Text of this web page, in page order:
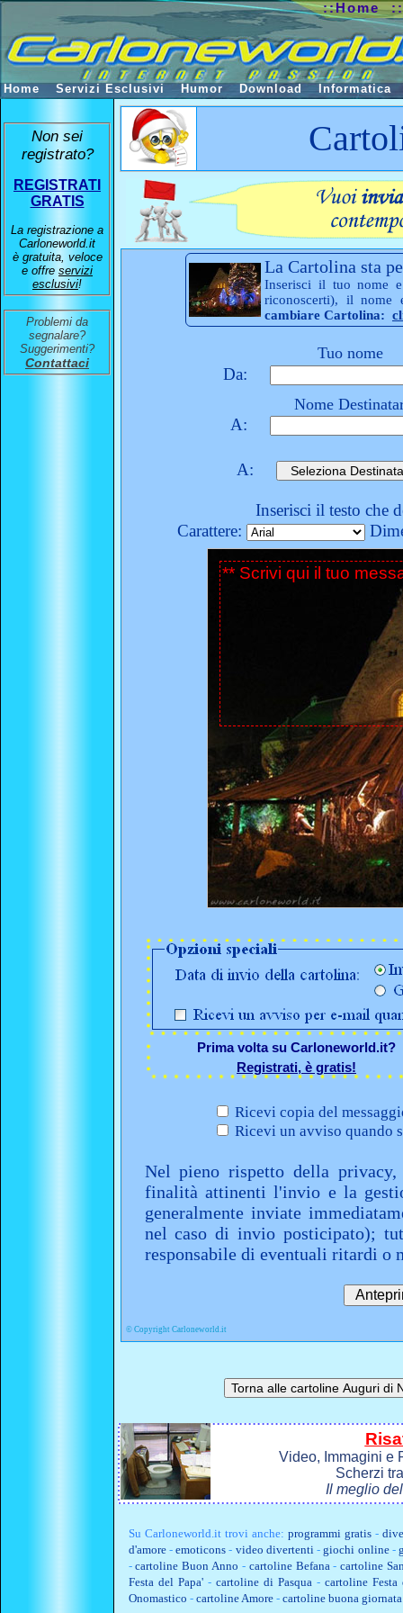
La Cartolina sta
Inserisci il tuo nome
riconoscerti), il
cambiare Cartolina:
Tuo nome
Da:
Nome
A:
A:
Inserisci il testo che
Carattere:
Prima volta su Carloneworld.it?
Registrati, è gratis!
Ricevi copia del
Ricevi un avviso quando
Nel pieno rispetto della
finalità attinenti l'invio e la
generalmente inviate
nel caso di invio posticipato);
responsabile di eventuali ritardi o
© Copyright Carloneworld.it
Video, Immagini e
Scherzi
Il meglio
Su Carloneworld.ittrovi anche: programmi gratis-
d'amore-emoticons - video divertenti-giochi online-
-cartoline Buon Anno - cartoline Befana-cartoline
Festa del Papa'- cartoline di Pasqua- cartoline Festa
Onomastico - cartoline Amore- cartoline buona giornata
Non sei
registrato?
REGISTRATI
GRATIS
La registrazione a
Carloneworld.it
è gratuita, veloce
e offre servizi
esclusivi!
Problemi da
segnalare?
Suggerimenti?
Contattaci
::Home
Home Servizi Esclusivi Humor Download Informatica